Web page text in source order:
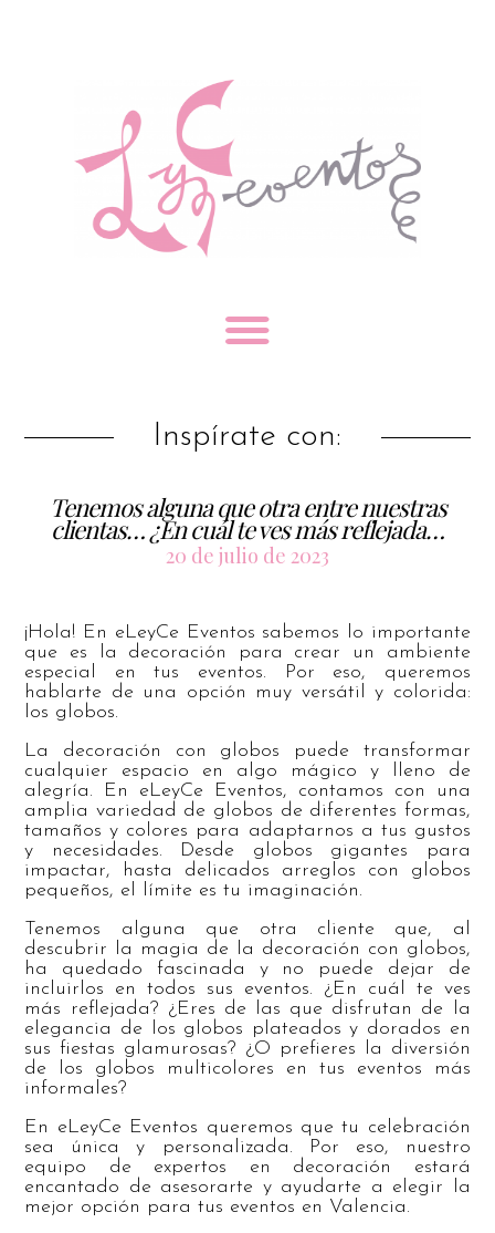
Inspírate con:
Tenemos alguna que otra entre nuestras
clientas… ¿En cuál te ves más reflejada…
20 de julio de 2023
¡Hola! En eLeyCe Eventos sabemos lo importante
que es la decoración para crear un ambiente
especial en tus eventos. Por eso, queremos
hablarte de una opción muy versátil y colorida:
los globos.
La decoración con globos puede transformar
cualquier espacio en algo mágico y lleno de
alegría. En eLeyCe Eventos, contamos con una
amplia variedad de globos de diferentes formas,
tamaños y colores para adaptarnos a tus gustos
y necesidades. Desde globos gigantes para
impactar, hasta delicados arreglos con globos
pequeños, el límite es tu imaginación.
Tenemos alguna que otra cliente que, al
descubrir la magia de la decoración con globos,
ha quedado fascinada y no puede dejar de
incluirlos en todos sus eventos. ¿En cuál te ves
más reflejada? ¿Eres de las que disfrutan de la
elegancia de los globos plateados y dorados en
sus fiestas glamurosas? ¿O prefieres la diversión
de los globos multicolores en tus eventos más
informales?
En eLeyCe Eventos queremos que tu celebración
sea única y personalizada. Por eso, nuestro
equipo de expertos en decoración estará
encantado de asesorarte y ayudarte a elegir la
mejor opción para tus eventos en Valencia.